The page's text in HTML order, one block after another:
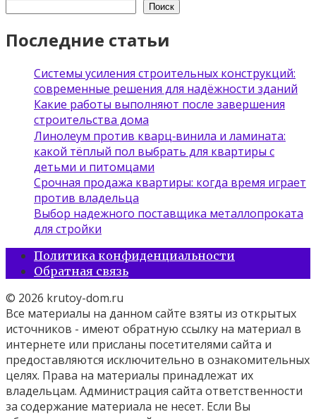
Поиск
Последние статьи
Системы усиления строительных конструкций:
современные решения для надёжности зданий
Какие работы выполняют после завершения
строительства дома
Линолеум против кварц‑винила и ламината:
какой тёплый пол выбрать для квартиры с
детьми и питомцами
Срочная продажа квартиры: когда время играет
против владельца
Выбор надежного поставщика металлопроката
для стройки
Политика конфиденциальности
Обратная связь
© 2026 krutoy-dom.ru
Все материалы на данном сайте взяты из открытых
источников - имеют обратную ссылку на материал в
интернете или присланы посетителями сайта и
предоставляются исключительно в ознакомительных
целях. Права на материалы принадлежат их
владельцам. Администрация сайта ответственности
за содержание материала не несет. Если Вы